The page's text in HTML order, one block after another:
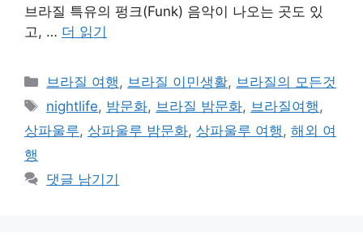
브라질 특유의 펑크(Funk) 음악이 나오는 곳도 있
고, … 더 읽기
카
테
고
리
브라질 여행 , 브라질 이민생활, 브라질의 모든것
태
그
nightlife, 밤문화, 브라질 밤문화, 브라질여행 ,
상파울루, 상파울루 밤문화, 상파울루 여행 , 해외 여
행
댓글 남기기